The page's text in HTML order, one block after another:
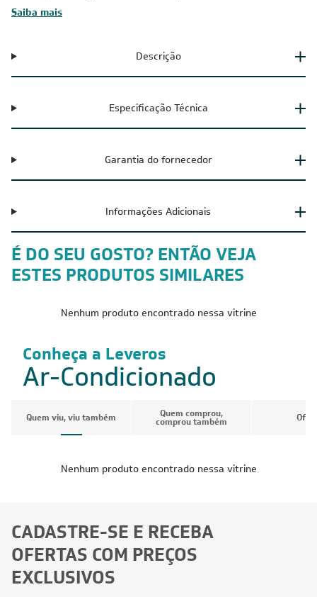
Saiba mais
Descrição
Especificação Técnica
Garantia do fornecedor
Informações Adicionais
É DO SEU GOSTO? ENTÃO VEJA
ESTES PRODUTOS SIMILARES
Nenhum produto encontrado nessa vitrine
Conheça a Leveros
Ar-Condicionado
Quem viu, viu também Quem comprou,
comprou também
Nenhum produto encontrado nessa vitrine
CADASTRE-SE E RECEBA
OFERTAS COM PREÇOS
EXCLUSIVOS